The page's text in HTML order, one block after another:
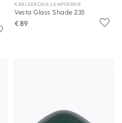
KARLSKRONA LAMPFABRIK
Vesta Glass Shade 235
€ 89